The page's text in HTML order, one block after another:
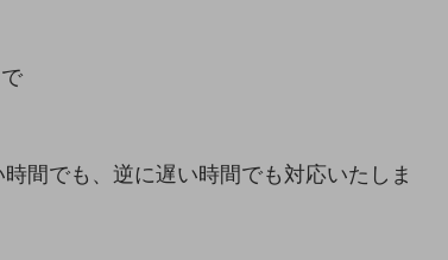
間でも、逆に遅い時間でも対応いたしま